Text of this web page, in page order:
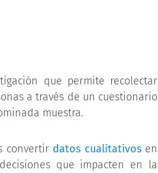
que permite recolectar
a través de un cuestionario
muestra.
convertir datos cualitativosen
que impacten en la